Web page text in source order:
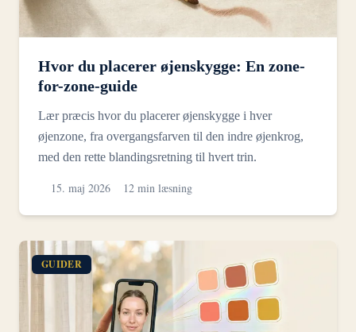
Hvor du placerer øjenskygge: En zone-
for-zone-guide
Lær præcis hvor du placerer øjenskygge i hver
øjenzone, fra overgangsfarven til den indre øjenkrog,
med den rette blandingsretning til hvert trin.
15. maj 2026 12 min læsning
GUIDER